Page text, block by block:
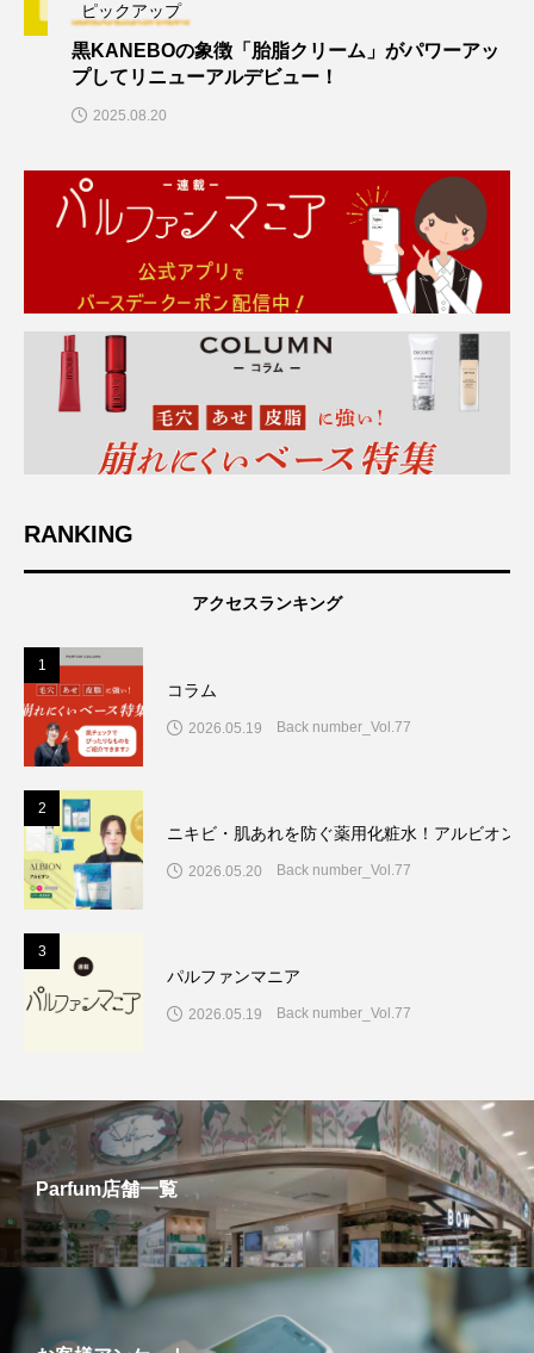
ピックアップ
黒KANEBOの象徴「胎脂クリーム」がパワーアッ
プしてリニューアルデビュー！
2025.08.20
RANKING
アクセスランキング
1
コラム
2026.05.19 Back number_Vol.77
2
ニキビ・肌あれを防ぐ薬用化粧水！アルビオン
2026.05.20 Back number_Vol.77
3
パルファンマニア
2026.05.19 Back number_Vol.77
Parfum店舗一覧